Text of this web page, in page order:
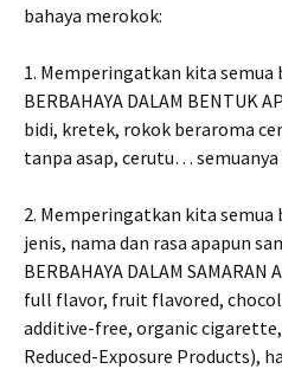
bahaya merokok:
1. Memperingatkan kita semua
BERBAHAYA DALAM BENTUK
bidi, kretek, rokok beraroma
tanpa asap, cerutu… semuanya
2. Memperingatkan kita semua
jenis, nama dan rasa apapun
BERBAHAYA DALAM
full flavor, fruit flavored,
additive-free, organic
Reduced-Exposure Products),